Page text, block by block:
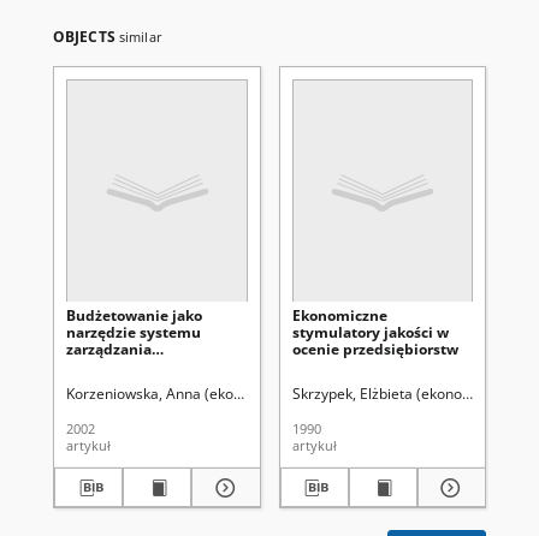
OBJECTS similar
Budżetowanie jako
narzędzie systemu
zarządzania
Korzeniowska, Anna (ekonomia)
Wich, Urszula. Redaktor sekcji
2002
artykuł
Ekonomiczne
stymulatory jakości w
ocenie przedsiębiorstw
Skrzypek, Elżbieta (ekonomia).
1990
artykuł